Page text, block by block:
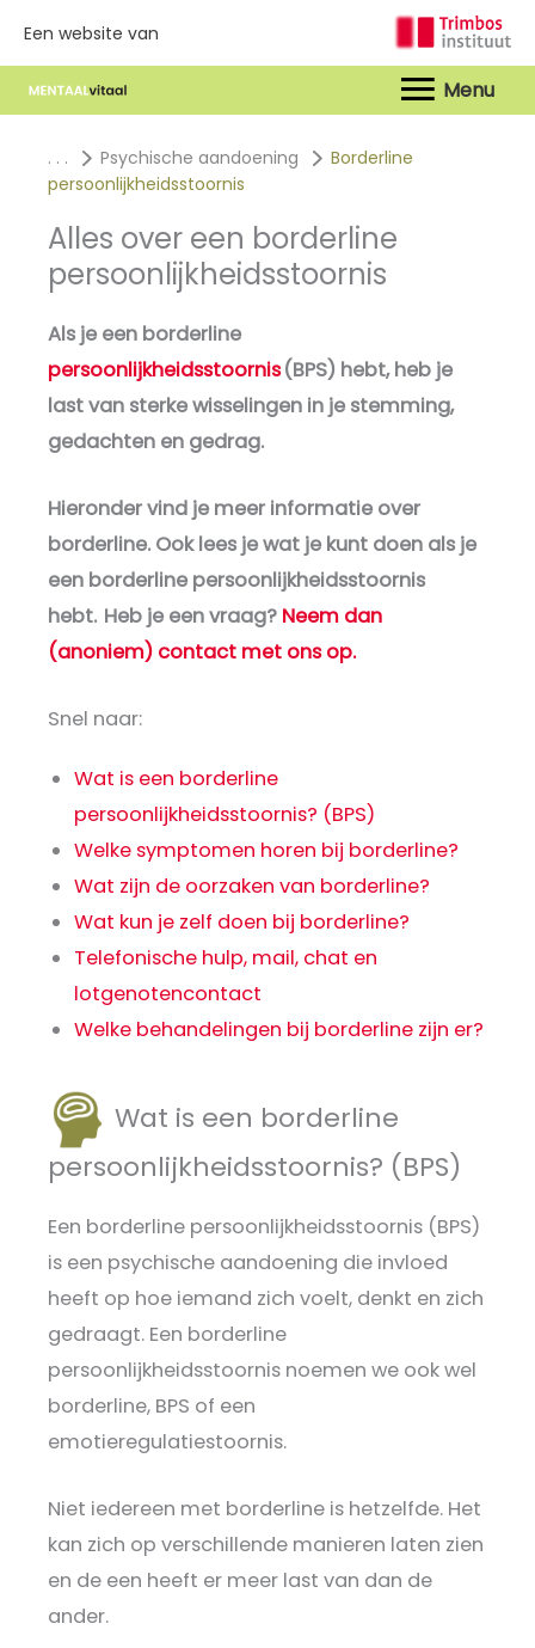
Een website van
. . . Psychische aandoening
Borderline
persoonlijkheidsstoornis
Alles over een borderline
persoonlijkheidsstoornis
Als je een borderline
persoonlijkheidsstoornis(BPS) hebt, heb je
last van sterke wisselingen in je stemming,
gedachten en gedrag.
Hieronder vind je meer informatie over
borderline. Ook lees je wat je kunt doen als je
een borderline persoonlijkheidsstoornis
hebt. Heb je een vraag? Neem dan
(anoniem) contact met ons op.
Snel naar:
Wat is een borderline
persoonlijkheidsstoornis? (BPS)
Welke symptomen horen bij borderline?
Wat zijn de oorzaken van borderline?
Wat kun je zelf doen bij borderline?
Telefonische hulp, mail, chat en
lotgenotencontact
Welke behandelingen bij borderline zijn er?
Wat is een borderline
persoonlijkheidsstoornis? (BPS)
Een borderline persoonlijkheidsstoornis (BPS)
is een psychische aandoening die invloed
heeft op hoe iemand zich voelt, denkt en zich
gedraagt. Een borderline
persoonlijkheidsstoornis noemen we ook wel
borderline, BPS of een
emotieregulatiestoornis.
Niet iedereen met borderline is hetzelfde. Het
kan zich op verschillende manieren laten zien
en de een heeft er meer last van dan de
ander.